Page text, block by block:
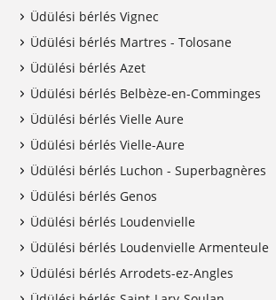
Üdülési bérlés Vignec
Üdülési bérlés Martres - Tolosane
Üdülési bérlés Azet
Üdülési bérlés Belbèze-en-Comminges
Üdülési bérlés Vielle Aure
Üdülési bérlés Vielle-Aure
Üdülési bérlés Luchon - Superbagnères
Üdülési bérlés Genos
Üdülési bérlés Loudenvielle
Üdülési bérlés Loudenvielle Armenteule
Üdülési bérlés Arrodets-ez-Angles